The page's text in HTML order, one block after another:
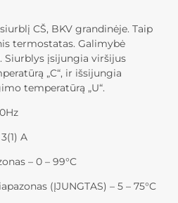
CŠ, BKV grandinėje. Taip
termostatas. Galimybė
įsijungia viršijus
„C“, ir išsijungia
temperatūrą „U“.
A
– 0 – 99°C
(ĮJUNGTAS) – 5 – 75°C